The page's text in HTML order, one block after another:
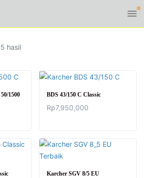
hasilDiurutkan
yang
terbaru
1500
BDS 43/150 C Classic
Rp7,950,000
Karcher SGV 8/5 EU